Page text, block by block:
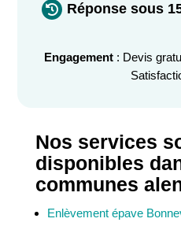
 Réponse sous
Engagement : Devis
Nos services
disponibles
communes
Enlèvement épave